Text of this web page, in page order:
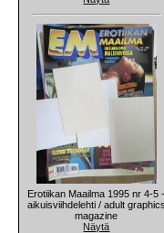
Erotiikan Maailma 1995 nr 4-5 -
aikuisviihdelehti / adult graphics
magazine
Näytä